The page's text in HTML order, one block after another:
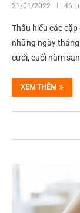
21/01/2022 46
Thấu hiểu các
những ngày tháng
cưới, cuối năm
XEM THÊM